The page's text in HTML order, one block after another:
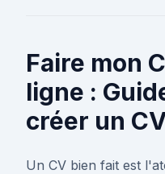
Faire mon
ligne :
créer un
Un CV bien fait est